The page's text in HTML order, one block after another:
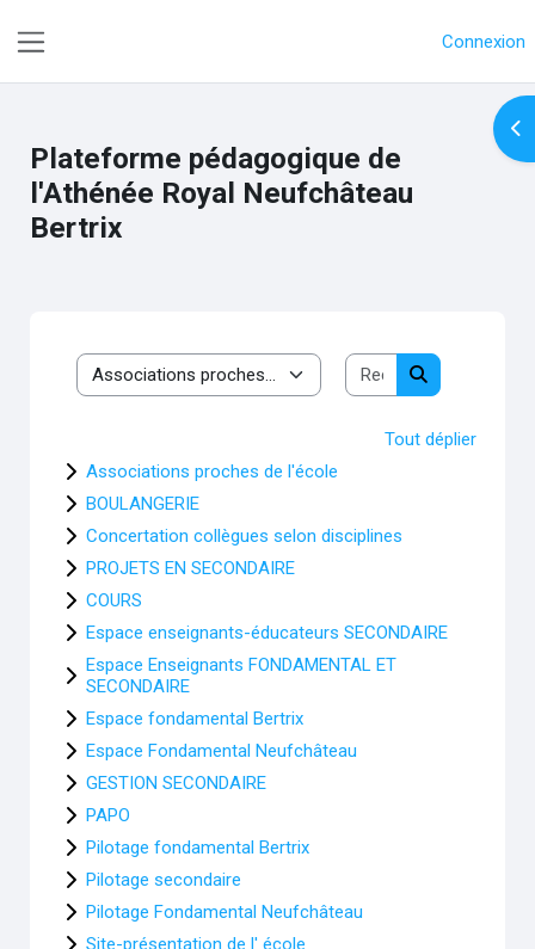
Connexion
Plateforme pédagogique de
l'Athénée Royal Neufchâteau
Bertrix
Catégories de cours
Rechercher des
Rechercher
Tout déplier
Associations proches de l'école
BOULANGERIE
Concertation collègues selon disciplines
PROJETS EN SECONDAIRE
COURS
Espace enseignants-éducateurs SECONDAIRE
Espace Enseignants FONDAMENTAL ET
SECONDAIRE
Espace fondamental Bertrix
Espace Fondamental Neufchâteau
GESTION SECONDAIRE
PAPO
Pilotage fondamental Bertrix
Pilotage secondaire
Pilotage Fondamental Neufchâteau
Site-présentation de l' école